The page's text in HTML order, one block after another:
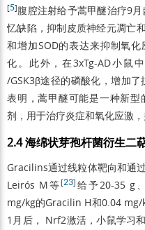
[5]腹腔注射给予蒿甲醚治疗9
忆缺陷，抑制皮质神经元凋亡
和增加SOD的表达来抑制氧化
化。此外，在3xTg-AD小鼠
/GSK3β途径的磷酸化，增加了
表明，蒿甲醚可能是一种新
剂，用于治疗炎症和氧化应激
2.4 海绵状芽孢杆菌衍生二
Gracilins通过线粒体靶向和通
Leirós M等 [23] 给予20-35 g
mg/kg的Gracilin H和0.04
1月后， Nrf2激活，小鼠学习